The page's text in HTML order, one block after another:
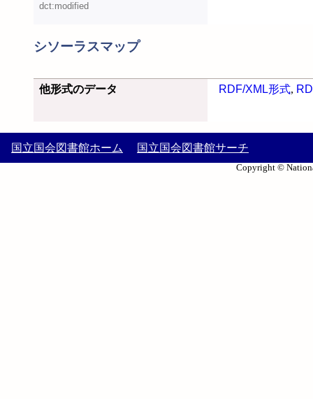
dct:modified
シソーラスマップ
他形式のデータ RDF/XML形式,
国立国会図書館ホーム 国立国会図書館サーチ
Copyright ©